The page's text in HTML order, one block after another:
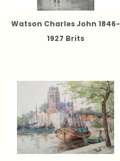
Watson Charles John 1846-
1927 Brits